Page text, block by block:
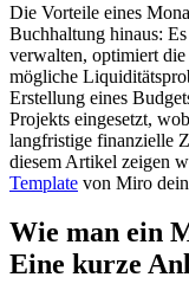
Die Vorteile eines
Buchhaltung hinaus:
verwalten, optimiert
mögliche
Erstellung eines
Projekts eingesetzt,
langfristige finanzielle
diesem Artikel zeigen
Template von Miro
Wie man ein
Eine kurze